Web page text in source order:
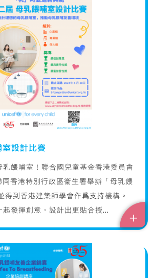
室設計比賽
乳餵哺室！聯合國兒童基金香港委員會
同香港特別行政區衞生署舉辦「母乳餵
得到香港建築師學會作爲支持機構。
發揮創意，設計出更貼合授...
+